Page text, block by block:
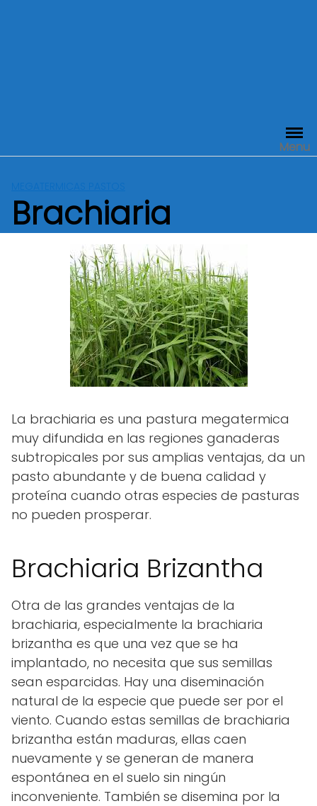
Menu
Brachiaria
La brachiaria es una pastura megatermica
muy difundida en las regiones ganaderas
subtropicales por sus amplias ventajas, da un
pasto abundante y de buena calidad y
proteína cuando otras especies de pasturas
no pueden prosperar.
Brachiaria Brizantha
Otra de las grandes ventajas de la
brachiaria, especialmente la brachiaria
brizantha es que una vez que se ha
implantado, no necesita que sus semillas
sean esparcidas. Hay una diseminación
natural de la especie que puede ser por el
viento. Cuando estas semillas de brachiaria
brizantha están maduras, ellas caen
nuevamente y se generan de manera
espontánea en el suelo sin ningún
inconveniente. También se disemina por la